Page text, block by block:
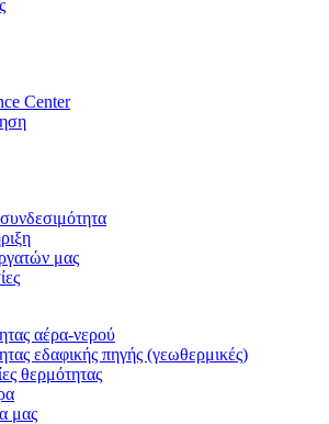
Center
μας
αέρα-νερού
εδαφικής πηγής (γεωθερμικές)
θερμότητας
μας